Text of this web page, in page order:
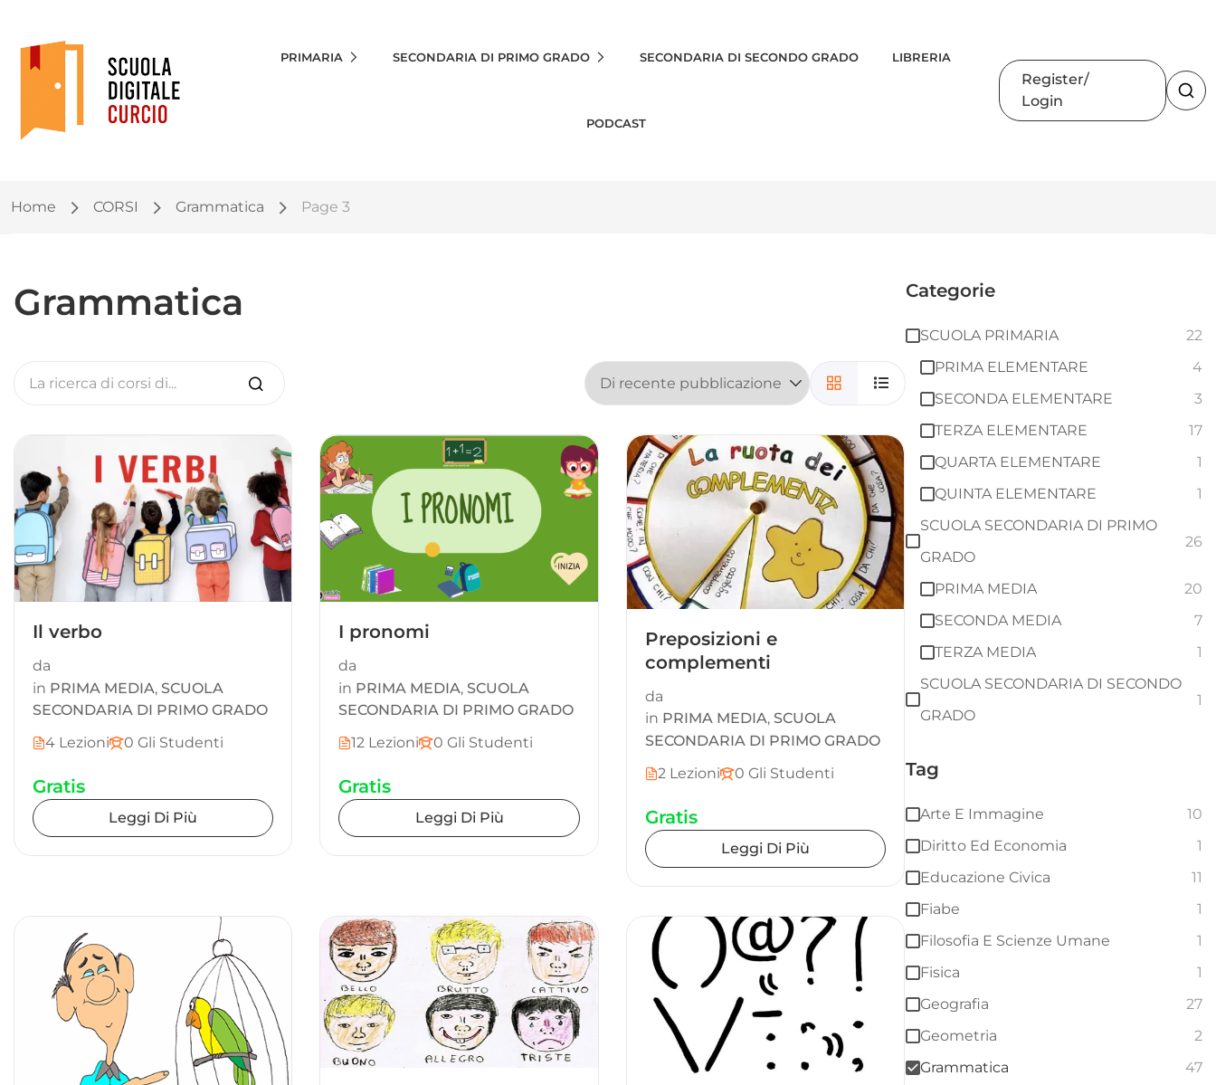
PRIMARIA SECONDARIA DI PRIMO GRADO SECONDARIA DI SECONDO GRADO LIBRERIA
PODCAST
Register
Login
Home CORSI Grammatica Page 3
Grammatica
Il verbo
da
in PRIMA MEDIA, SCUOLA
SECONDARIA DI PRIMO GRADO
4 Lezioni
0 Gli Studenti
Gratis
Leggi Di Più
I pronomi
da
in PRIMA MEDIA,SCUOLA
SECONDARIA DI PRIMO GRADO
12 Lezioni
0 Gli Studenti
Gratis
Leggi Di Più
Preposizioni e
complementi
da
in PRIMA MEDIA, SCUOLA
SECONDARIA DI PRIMO GRADO
2 Lezioni
0 Gli Studenti
Gratis
Leggi Di Più
Categorie
SCUOLA PRIMARIA
22
PRIMA ELEMENTARE
4
SECONDA ELEMENTARE
3
TERZA ELEMENTARE
17
QUARTA ELEMENTARE
1
QUINTA ELEMENTARE
1
SCUOLA SECONDARIA DI PRIMO
GRADO
26
PRIMA MEDIA
20
SECONDA MEDIA
7
TERZA MEDIA
1
SCUOLA SECONDARIA DI SECONDO
GRADO
1
Tag
Arte E Immagine
10
Diritto Ed Economia
1
Educazione Civica
11
Fiabe
1
Filosofia E Scienze Umane
1
Fisica
1
Geografia
27
Geometria
2
Grammatica
47